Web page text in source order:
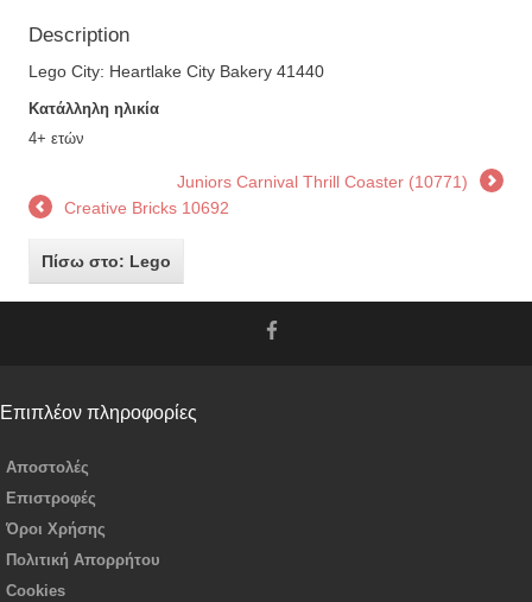
Description
Lego City: Heartlake City Bakery 41440
Κατάλληλη ηλικία
4+ ετών
Juniors Carnival Thrill Coaster (10771)
Creative Bricks 10692
Πίσω στο: Lego
Επιπλέον πληροφορίες
Αποστολές
Επιστροφές
Όροι Χρήσης
Πολιτική Απορρήτου
Cookies